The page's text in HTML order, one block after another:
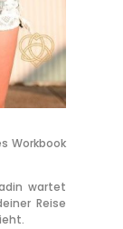
Workbook
wartet
Reise